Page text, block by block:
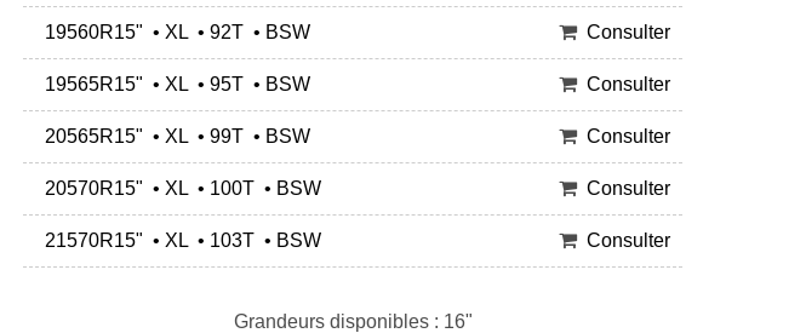
19560R15" • XL • 92T • BSW Consulter
19565R15" • XL • 95T • BSW Consulter
20565R15" • XL • 99T • BSW Consulter
20570R15" • XL • 100T • BSW Consulter
21570R15" • XL • 103T • BSW Consulter
Grandeurs disponibles : 16"